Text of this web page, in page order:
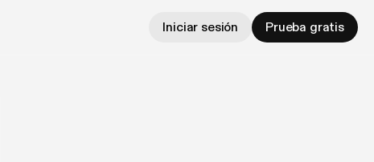
Iniciar sesión Prueba gratis